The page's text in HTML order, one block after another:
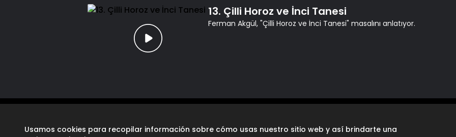
13. Çilli Horoz ve İnci Tanesi
Ferman Akgül, "Çilli Horoz ve İnci Tanesi" masalını anlatıyor.
Usamos cookies para recopilar información sobre cómo usas nuestro sitio web y así brindarte una